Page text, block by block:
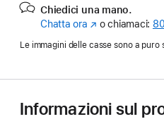
Chiedici una mano.
Chatta ora (Si
nuova
o chiamaci:
Le immagini delle casse sono a
Informazioni sul